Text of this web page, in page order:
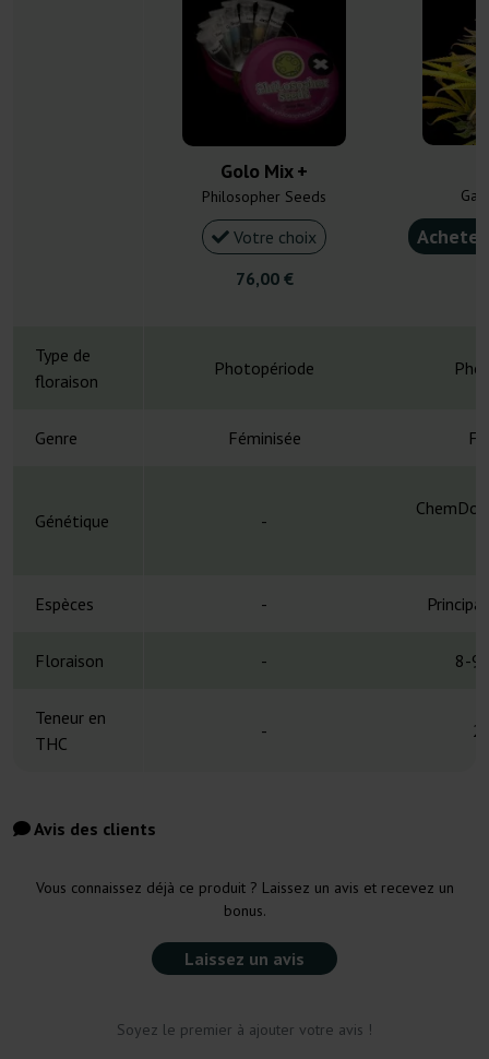
Golo Mix +
Philosopher Seeds
Votre choix
76,00 €
Type de
floraison
Photopériode
Genre Féminisée
Génétique -
Espèces -
Floraison - 8-9
Teneur en
THC
-
Avis des clients
Vous connaissez déjà ce produit ? Laissez un avis et recevez un
bonus.
Laissez un avis
Soyez le premier à ajouter votre avis !